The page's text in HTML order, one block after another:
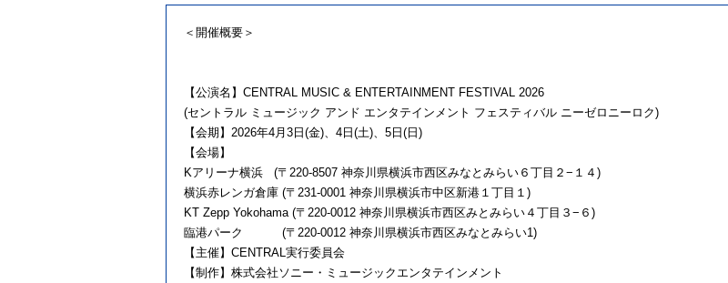
＜開催概要＞
【公演名】CENTRAL MUSIC & ENTERTAINMENT FESTIVAL 2026
(セントラル ミュージック アンド エンタテインメント フェスティバル ニーゼロニーロク)
【会期】2026年4月3日(金)、4日(土)、5日(日)
【会場】
Kアリーナ横浜 (〒220-8507 神奈川県横浜市西区みなとみらい６丁目２−１４)
横浜赤レンガ倉庫 (〒231-0001 神奈川県横浜市中区新港１丁目１)
KT Zepp Yokohama (〒220-0012 神奈川県横浜市西区みとみらい４丁目３−６)
臨港パーク (〒220-0012 神奈川県横浜市西区みなとみらい1)
【主催】CENTRAL実行委員会
【制作】株式会社ソニー・ミュージックエンタテインメント